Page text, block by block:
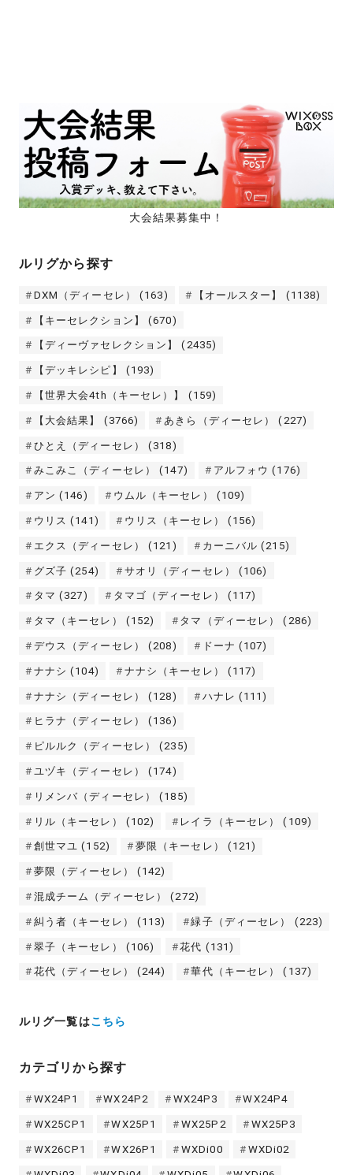
大会結果募集中！
ルリグから探す
DXM（ディーセレ） (163) 【オールスター】 (1138)
【キーセレクション】 (670)
【ディーヴァセレクション】 (2435)
【デッキレシピ】 (193)
【世界大会4th（キーセレ）】 (159)
【大会結果】 (3766) あきら（ディーセレ） (227)
ひとえ（ディーセレ） (318)
みこみこ（ディーセレ） (147) アルフォウ (176)
アン (146) ウムル（キーセレ） (109)
ウリス (141) ウリス（キーセレ） (156)
エクス（ディーセレ） (121) カーニバル (215)
グズ子 (254) サオリ（ディーセレ） (106)
タマ (327) タマゴ（ディーセレ） (117)
タマ（キーセレ） (152) タマ（ディーセレ） (286)
デウス（ディーセレ） (208) ドーナ (107)
ナナシ (104) ナナシ（キーセレ） (117)
ナナシ（ディーセレ） (128) ハナレ (111)
ヒラナ（ディーセレ） (136)
ピルルク（ディーセレ） (235)
ユヅキ（ディーセレ） (174)
リメンバ（ディーセレ） (185)
リル（キーセレ） (102) レイラ（キーセレ） (109)
創世マユ (152) 夢限（キーセレ） (121)
夢限（ディーセレ） (142)
混成チーム（ディーセレ） (272)
糾う者（キーセレ） (113) 緑子（ディーセレ） (223)
翠子（キーセレ） (106) 花代 (131)
花代（ディーセレ） (244) 華代（キーセレ） (137)
ルリグ一覧はこちら
カテゴリから探す
WX24P1 WX24P2 WX24P3 WX24P4
WX25CP1 WX25P1 WX25P2 WX25P3
WX26CP1 WX26P1 WXDi00 WXDi02